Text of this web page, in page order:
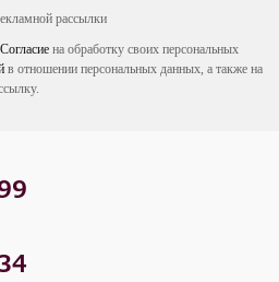
рассылки
Согласие на обработку своих персональных
в отношении персональных данных, а также на